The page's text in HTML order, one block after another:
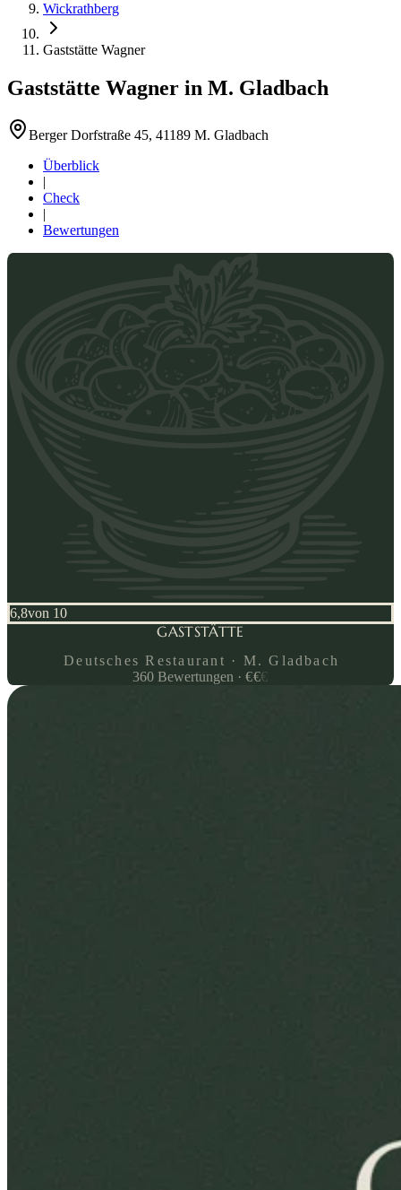
Wickrathberg
Gaststätte Wagner
Gaststätte Wagner in M. Gladbach
Berger Dorfstraße 45, 41189 M. Gladbach
Überblick
|
Check
|
Bewertungen
6,8von 10
GASTSTÄTTE
Deutsches Restaurant · M. Gladbach
360 Bewertungen ·€€€